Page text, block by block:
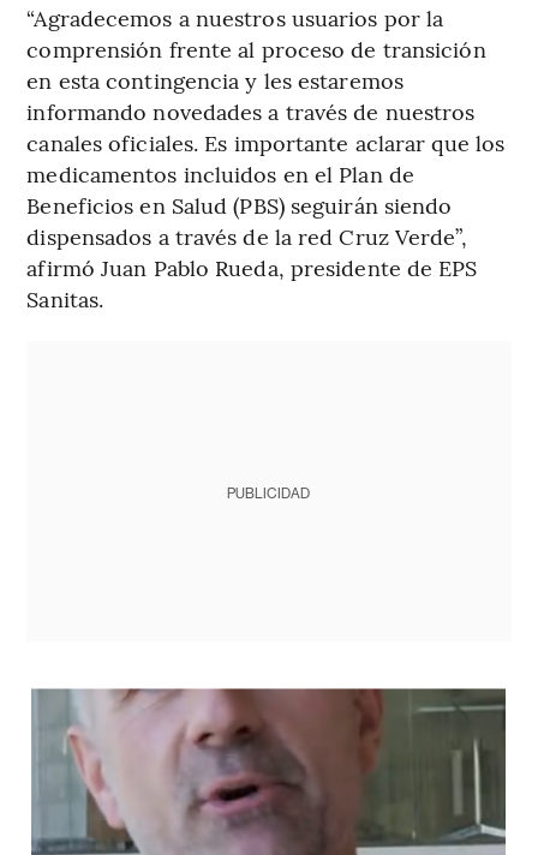
“Agradecemos a nuestros usuarios por la
comprensión frente al proceso de transición
en esta contingencia y les estaremos
informando novedades a través de nuestros
canales oficiales. Es importante aclarar que los
medicamentos incluidos en el Plan de
Beneficios en Salud (PBS) seguirán siendo
dispensados a través de la red Cruz Verde”,
afirmó Juan Pablo Rueda, presidente de EPS
Sanitas.
PUBLICIDAD